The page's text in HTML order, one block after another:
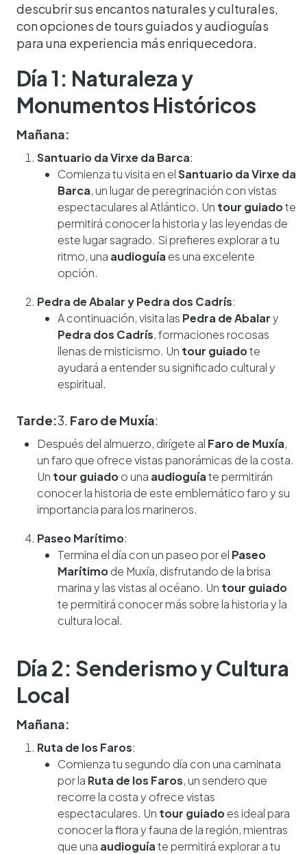
descubrir sus encantos naturales y culturales,
con opciones de tours guiados y audioguías
para una experiencia más enriquecedora.
Día 1: Naturaleza y
Monumentos Históricos
Mañana:
Santuario da Virxe da Barca:
Comienza tu visita en elSantuario da Virxe da
Barca, un lugar de peregrinación con vistas
espectaculares al Atlántico. Un tour guiadote
permitirá conocer la historia y las leyendas de
este lugar sagrado. Si prefieres explorar a tu
ritmo, una audioguía es una excelente
opción.
Pedra de Abalar y Pedra dos Cadrís:
A continuación, visita las Pedra de Abalary
Pedra dos Cadrís, formaciones rocosas
llenas de misticismo. Un tour guiadote
ayudará a entender su significado cultural y
espiritual.
Tarde:3. Faro de Muxía:
Después del almuerzo, dirígete al Faro de Muxía,
un faro que ofrece vistas panorámicas de la costa.
Un tour guiadoo una audioguíate permitirán
conocer la historia de este emblemático faro y su
importancia para los marineros.
Paseo Marítimo:
Termina el día con un paseo por el Paseo
Marítimode Muxía, disfrutando de la brisa
marina y las vistas al océano. Un tour guiado
te permitirá conocer más sobre la historia y la
cultura local.
Día 2: Senderismo y Cultura
Local
Mañana:
Ruta de los Faros:
Comienza tu segundo día con una caminata
por la Ruta de los Faros, un sendero que
recorre la costa y ofrece vistas
espectaculares. Un tour guiadoes ideal para
conocer la flora y fauna de la región, mientras
que una audioguíate permitirá explorar a tu